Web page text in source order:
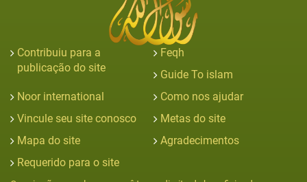
Contribuiu para a
publicação do site
Feqh
Guide To islam
Noor international
Como nos ajudar
Vincule seu site conosco
Metas do site
Mapa do site
Agradecimentos
Requerido para o site